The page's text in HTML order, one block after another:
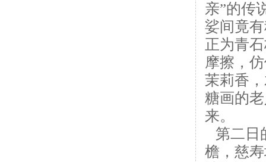
亲”的传
娑间竟
正为青
摩擦，
茉莉香
糖画的
来。
第二日
檐，慈